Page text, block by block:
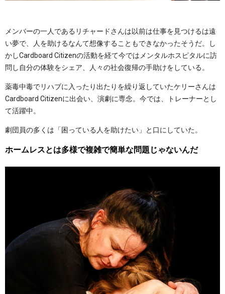
メンバーの一人であるリチャードさんは以前は仕事を見つけるは遠
い夢で、人を助けるなんて想像することもできなかったそうだ。し
かしCardboard Citizenの活動を経て今ではメンタルホスピタルに訪
問し自分の体験をシェア、人々の社会復帰の手助けをしている。
薬毒中毒でリハブに入ったり出たりを繰り返していたケリーさんは
Cardboard Citizenに出会い、演劇に専念。今では、トレーナーとし
て活躍中。
劇団員の多くは「困っている人を助けたい」と口にしていた。
ホームレスとは多様で複雑で簡単な問題じゃないんだ